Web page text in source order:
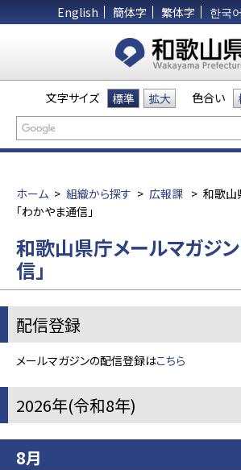
English 簡体字 繁体字 한국어
文字サイズ 標準 拡大 色合い
ホーム > 組織から探す > 広報課 > 和歌山
「わかやま通信」
和歌山県庁メールマガジ
信」
配信登録
メールマガジンの配信登録はこちら
2026年(令和8年)
8月